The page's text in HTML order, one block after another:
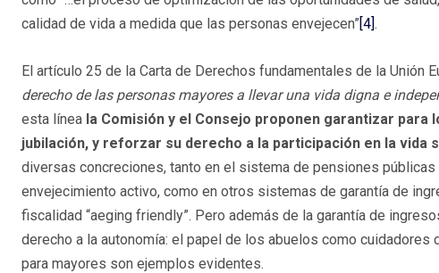
calidad de vida a medida que las personas envejecen”[4].
El artículo 25 de la Carta de Derechos fundamentales de la Unión
derecho de las personas mayores a llevar una vida digna e
esta línea la Comisión y el Consejo proponen garantizar
jubilación, y reforzar su derecho a la participación en la vida
diversas concreciones, tanto en el sistema de pensiones
envejecimiento activo, como en otros sistemas de garantía de
fiscalidad “aeging friendly”. Pero además de la garantía de
derecho a la autonomía: el papel de los abuelos como
para mayores son ejemplos evidentes.